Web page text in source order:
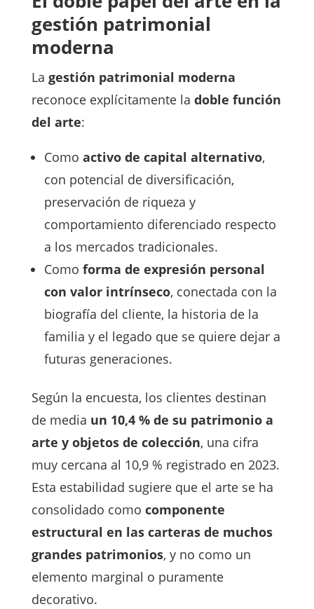
gestión patrimonial
moderna
La gestión patrimonial moderna
reconoce explícitamente la doble función
del arte:
Como activo de capital alternativo,
con potencial de diversificación,
preservación de riqueza y
comportamiento diferenciado respecto
a los mercados tradicionales.
Como forma de expresión personal
con valor intrínseco, conectada con la
biografía del cliente, la historia de la
familia y el legado que se quiere dejar a
futuras generaciones.
Según la encuesta, los clientes destinan
de media un 10,4 % de su patrimonio a
arte y objetos de colección, una cifra
muy cercana al 10,9 % registrado en 2023.
Esta estabilidad sugiere que el arte se ha
consolidado como componente
estructural en las carteras de muchos
grandes patrimonios, y no como un
elemento marginal o puramente
decorativo.